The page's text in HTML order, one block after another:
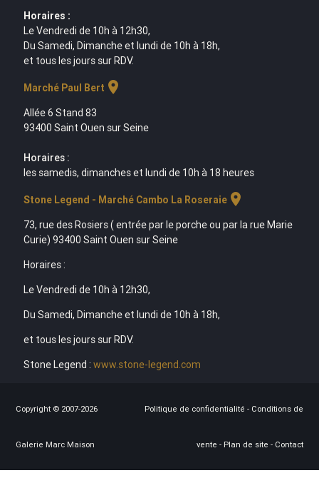
Horaires :
Le Vendredi de 10h à 12h30,
Du Samedi, Dimanche et lundi de 10h à 18h,
et tous les jours sur RDV.
Marché Paul Bert location_on
Allée 6 Stand 83
93400 Saint Ouen sur Seine
Horaires :
les samedis, dimanches et lundi de 10h à 18 heures
Stone Legend - Marché Cambo La Roseraielocation_on
73, rue des Rosiers ( entrée par le porche ou par la rue Marie
Curie) 93400 Saint Ouen sur Seine
Horaires :
Le Vendredi de 10h à 12h30,
Du Samedi, Dimanche et lundi de 10h à 18h,
et tous les jours sur RDV.
Stone Legend : www.stone-legend.com
Copyright © 2007-2026
Galerie Marc Maison
Politique de confidentialité - Conditions de
vente - Plan de site - Contact